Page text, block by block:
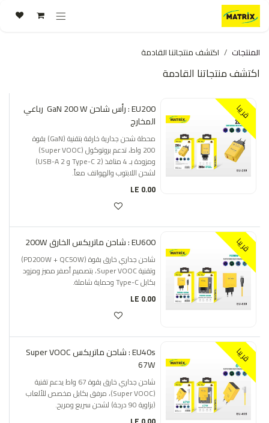
تخطي للذهاب إلى المحتوى
المنتجات اكتشف منتجاتنا القادمة
اكتشف منتجاتنا القادمة
قريبا
EU200 : رأس شاحن GaN 200 W رباعي
المخارج
محطة شحن جدارية خارقة بتقنية (GaN) بقوة
200 واط، تدعم بروتوكول (Super VOOC)
ومزودة بـ 4 منافذ (2 Type-C و 2 USB-A)
لشحن اللابتوب والهواتف معاً.
0.00
قريبا EU600 : شاحن ماتريكس الخارق 200W
شاحن جداري خارق بقوة (PD200W + QC50W)
وتقنية Super VOOC، بتصميم أصفر مميز ومزود
بكابل Type-C وحماية شاملة.
0.00
قريبا
EU40s : شاحن ماتريكس Super VOOC
67W
شاحن جداري خارق بقوة 67 واط يدعم تقنية
(Super VOOC)، مرفق بكابل مخصص للألعاب
(بزاوية 90 درجة) لشحن سريع ومريح.